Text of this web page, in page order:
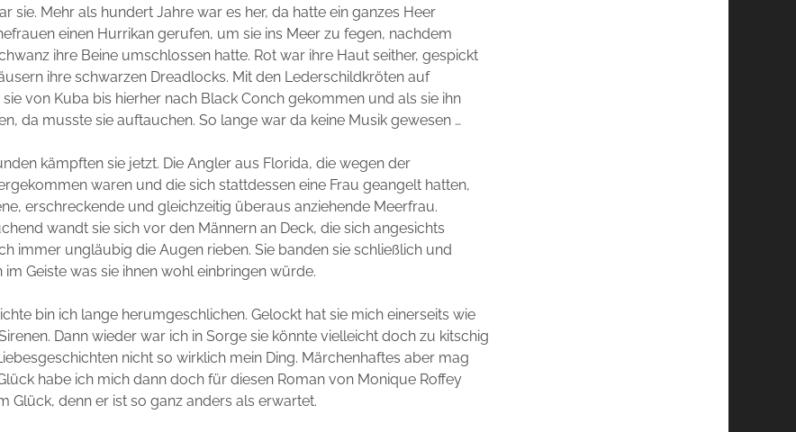
sie. Mehr als hundert Jahre war es her, da hatte ein ganzes Heer
einen Hurrikan gerufen, um sie ins Meer zu fegen, nachdem
ihre Beine umschlossen hatte. Rot war ihre Haut seither, gespickt
ihre schwarzen Dreadlocks. Mit den Lederschildkröten auf
von Kuba bis hierher nach Black Conch gekommen und als sie ihn
da musste sie auftauchen. So lange war da keine Musik gewesen …
kämpften sie jetzt. Die Angler aus Florida, die wegen der
waren und die sich stattdessen eine Frau geangelt hatten,
erschreckende und gleichzeitig überaus anziehende Meerfrau.
wandt sie sich vor den Männern an Deck, die sich angesichts
immer ungläubig die Augen rieben. Sie banden sie schließlich und
im Geiste was sie ihnen wohl einbringen würde.
bin ich lange herumgeschlichen. Gelockt hat sie mich einerseits wie
Dann wieder war ich in Sorge sie könnte vielleicht doch zu kitschig
nicht so wirklich mein Ding. Märchenhaftes aber mag
habe ich mich dann doch für diesen Roman von Monique Roffey
Glück, denn er ist so ganz anders als erwartet.